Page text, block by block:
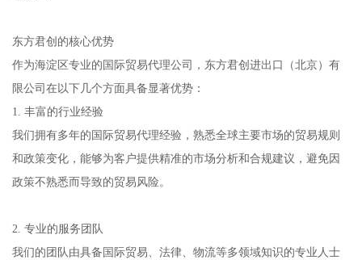
东方君创的核心优势
作为海淀区专业的国际贸易代理公司，东方君创进出口（北京）有
限公司在以下几个方面具备显著优势：
1. 丰富的行业经验
我们拥有多年的国际贸易代理经验，熟悉全球主要市场的贸易规则
和政策变化，能够为客户提供精准的市场分析和合规建议，避免因
政策不熟悉而导致的贸易风险。
2. 专业的服务团队
我们的团队由具备国际贸易、法律、物流等多领域知识的专业人士